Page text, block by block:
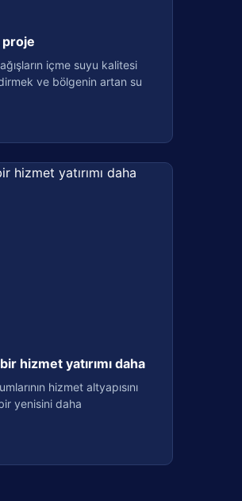
proje
içme suyu kalitesi
ve bölgenin artan su
hizmet yatırımı daha
hizmet altyapısını
yenisini daha